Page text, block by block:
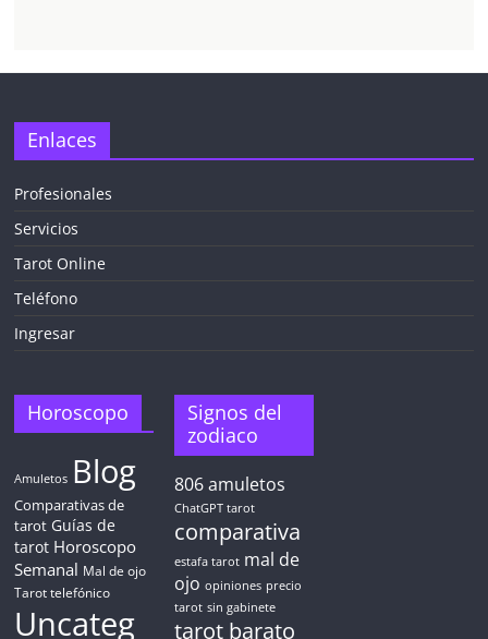
Enlaces
Profesionales
Servicios
Tarot Online
Teléfono
Ingresar
Horoscopo
Amuletos Blog
Comparativas de
tarot Guías de
tarot Horoscopo
Semanal Mal de ojo
Tarot telefónico
Uncateg
Signos del
zodiaco
806amuletos
ChatGPT tarot
comparativa
estafa tarot mal de
ojo opiniones precio
tarot sin gabinete
tarot barato